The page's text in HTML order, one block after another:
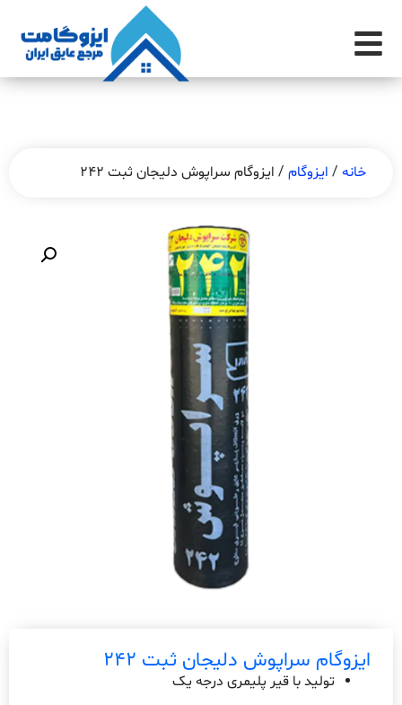
خانه / ایزوگام / ایزوگام سراپوش دلیجان ثبت 242
ایزوگام سراپوش دلیجان ثبت 242
تولید با قیر پلیمری درجه یک